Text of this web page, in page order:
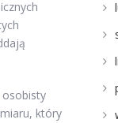
osobisty
który